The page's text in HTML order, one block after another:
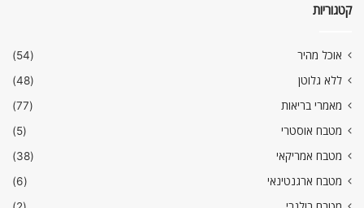
קטגוריות
אוכל מהיר
(54)
ללא גלוטן
(48)
מאמרי בריאות
(77)
מטבח אוסטרי
(5)
מטבח אמריקאי
(38)
מטבח ארגנטינאי
(6)